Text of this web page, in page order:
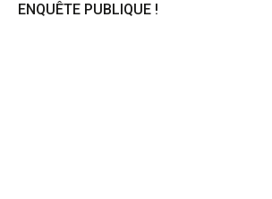
ENQUÊTE PUBLIQUE !